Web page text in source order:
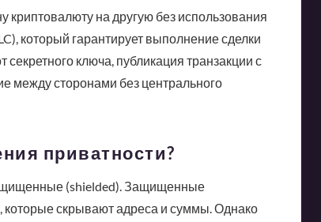
на другую без использования
который гарантирует выполнение сделки
ключа, публикация транзакции с
между сторонами без центрального
приватности?
(shielded). Защищенные
которые скрывают адреса и суммы. Однако